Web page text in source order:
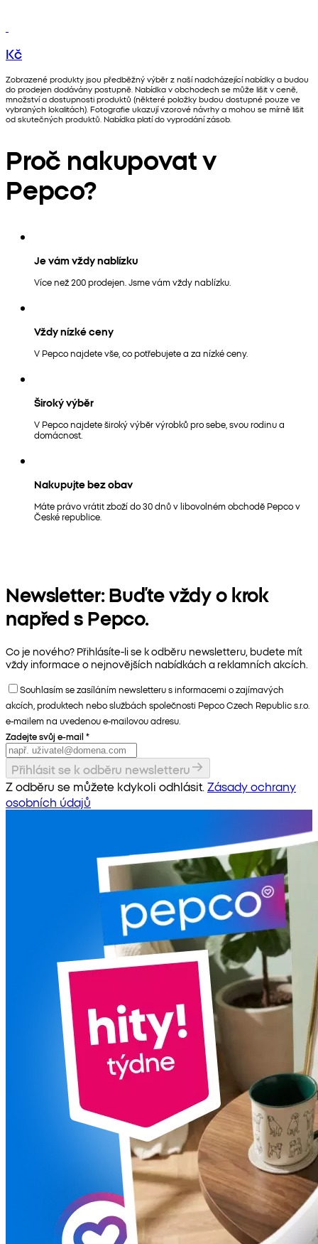
Kč
Zobrazené produkty jsou předběžný výběr z naší nadcházející nabídky a budou
do prodejen dodávány postupně. Nabídka v obchodech se může lišit v ceně,
množství a dostupnosti produktů (některé položky budou dostupné pouze ve
vybraných lokalitách). Fotografie ukazují vzorové návrhy a mohou se mírně lišit
od skutečných produktů. Nabídka platí do vyprodání zásob.
Proč nakupovat v
Pepco?
Je vám vždy nablízku
Více než 200 prodejen. Jsme vám vždy nablízku.
Vždy nízké ceny
V Pepco najdete vše, co potřebujete a za nízké ceny.
Široký výběr
V Pepco najdete široký výběr výrobků pro sebe, svou rodinu a
domácnost.
Nakupujte bez obav
Máte právo vrátit zboží do 30 dnů v libovolném obchodě Pepco v
České republice.
Newsletter: Buďte vždy o krok
napřed s Pepco.
Co je nového? Přihlásíte-li se k odběru newsletteru, budete mít
vždy informace o nejnovějších nabídkách a reklamních akcích.
Souhlasím se zasíláním newsletteru s informacemi o zajímavých
akcích, produktech nebo službách společnosti Pepco Czech Republic s.r.o.
e-mailem na uvedenou e-mailovou adresu.
Zadejte svůj e-mail *
Přihlásit se k odběru newsletteru
Z odběru se můžete kdykoli odhlásit. Zásady ochrany
osobních údajů